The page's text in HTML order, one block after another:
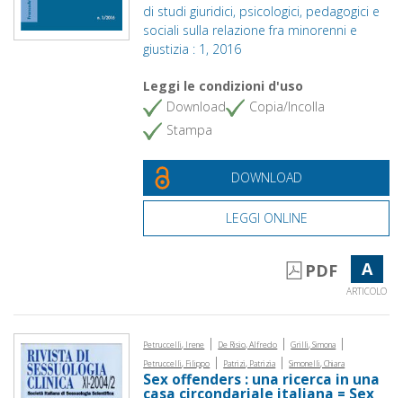
di studi giuridici, psicologici, pedagogici e
sociali sulla relazione fra minorenni e
giustizia : 1, 2016
Leggi le condizioni d'uso
Download
Copia/Incolla
Stampa
DOWNLOAD
LEGGI ONLINE
PDF A
ARTICOLO
Petruccelli, Irene | De Risio, Alfredo | Grilli, Simona |
Petruccelli, Filippo | Patrizi, Patrizia | Simonelli, Chiara
Sex offenders : una ricerca in una
casa circondariale italiana = Sex